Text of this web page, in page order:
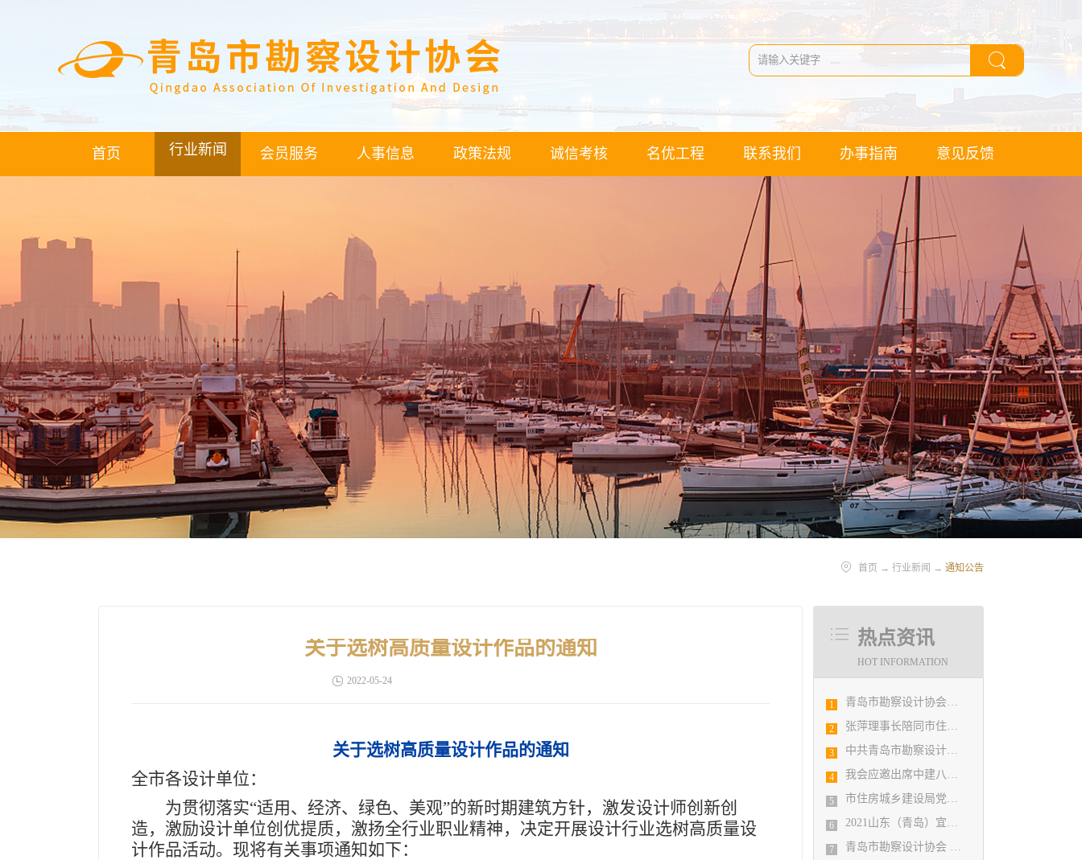
首页 行业新闻 会员服务 人事信息 政策法规 诚信考核 名优工程 联系我们 办事指南 意见反馈
首页 → 行业新闻 → 通知公告
热点资讯
HOT INFORMATION
1 青岛市勘察设计协会陪同市住房和城乡建设局刘波副局长走访调研会员单位
2 张萍理事长陪同市住房和城乡建设局赴陇南开展东西部扶贫协作工作
3 中共青岛市勘察设计协会党支部日前召开民主生活会
4 我会应邀出席中建八局四公司设计管理研究院揭牌仪式
5 市住房城乡建设局党组书记、局长陈勇调研市勘察设计协会及所属审图机构
6 2021山东（青岛）宜居博览会盛大开幕
7 青岛市勘察设计协会 第五届二次会员代表大会纪要
关于选树高质量设计作品的通知
2022-05-24
关于选树高质量设计作品的通知
全市各设计单位：
为贯彻落实“适用、经济、绿色、美观”的新时期建筑方针，激发设计师创新创
造，激励设计单位创优提质，激扬全行业职业精神，决定开展设计行业选树高质量设
计作品活动。现将有关事项通知如下：